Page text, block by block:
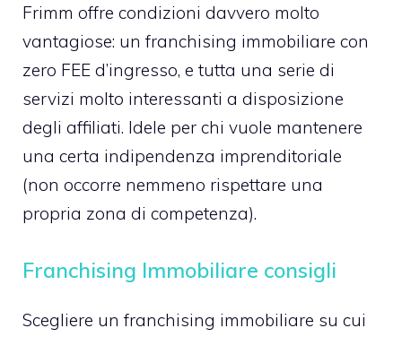
Frimm offre condizioni davvero molto
vantagiose: un franchising immobiliare con
zero FEE d’ingresso, e tutta una serie di
servizi molto interessanti a disposizione
degli affiliati. Idele per chi vuole mantenere
una certa indipendenza imprenditoriale
(non occorre nemmeno rispettare una
propria zona di competenza).
Franchising Immobiliare consigli
Scegliere un franchising immobiliare su cui